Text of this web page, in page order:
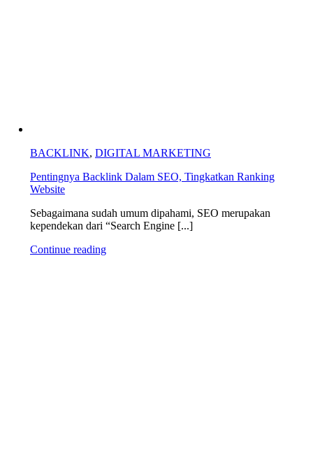
BACKLINK, DIGITAL MARKETING
Pentingnya Backlink Dalam SEO, Tingkatkan Ranking
Website
Sebagaimana sudah umum dipahami, SEO merupakan
kependekan dari “Search Engine [...]
Continue reading